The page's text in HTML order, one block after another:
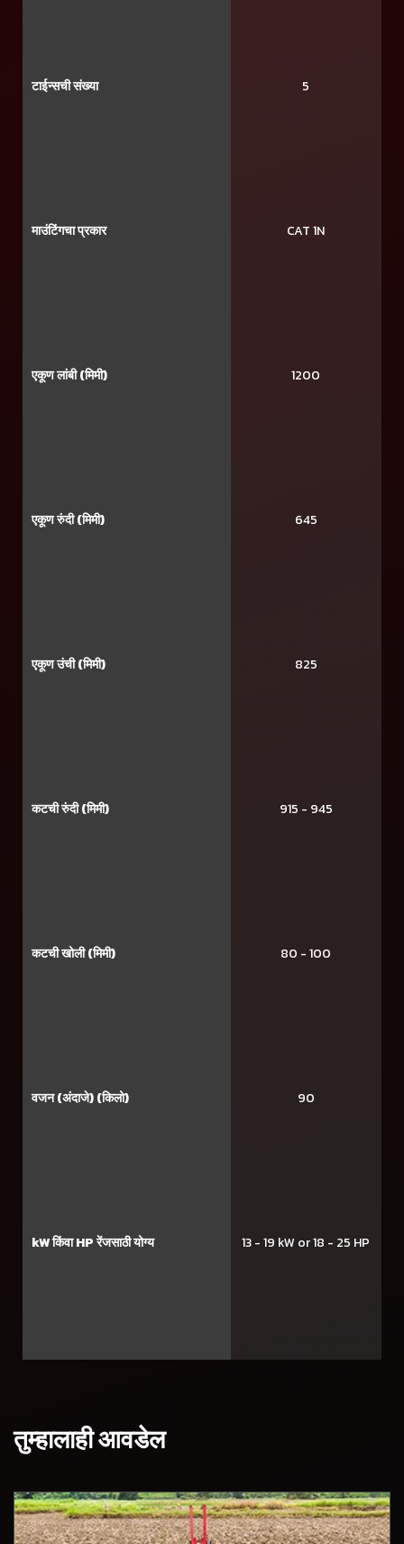
टाईन्सची संख्या
माउंटिंगचा प्रकार
एकूण लांबी (मिमी)
एकूण रुंदी (मिमी)
एकूण उंची (मिमी)
कटची रुंदी (मिमी)
कटची खोली (मिमी)
वजन (अंदाजे) (किलो)
kW किंवा HP रेंजसाठी योग्य
5
CAT 1N
1200
645
825
915 - 945
80 - 100
90
13 - 19 kW or 18 - 25 HP
तुम्हालाही आवडेल